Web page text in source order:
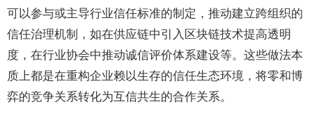
可以参与或主导行业信任标准的制定，推动建立跨组织的
信任治理机制，如在供应链中引入区块链技术提高透明
度，在行业协会中推动诚信评价体系建设等。这些做法本
质上都是在重构企业赖以生存的信任生态环境，将零和博
弈的竞争关系转化为互信共生的合作关系。